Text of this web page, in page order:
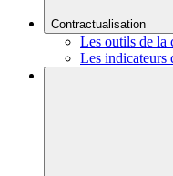
Contractualisation
Les outils de la
Les indicateurs